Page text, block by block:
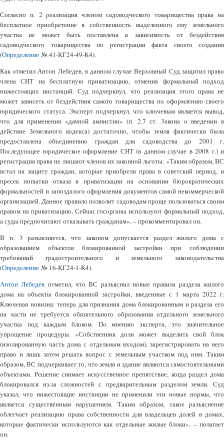
Согласно п. 2 реализация членом садоводческого товарищества права на
бесплатное приобретение в собственность выделенного ему земельного
участка не может быть поставлена в зависимость от бездействия
садоводческого товарищества по регистрации факта своего создания
(Определение № 41-КГ24-49-К4).
Как отметил Антон Лебедев, в данном случае Верховный Суд защитил право
члена СНТ на бесплатную приватизацию, отменив формальный подход
нижестоящих инстанций. Суд подчеркнул, что реализация этого права не
может зависеть от бездействия самого товарищества по оформлению своего
юридического статуса. Эксперт подчеркнул, что ключевым является вывод,
что для применения «дачной амнистии» (п. 2.7 ст. 3акона о введении в
действие Земельного кодекса) достаточно, чтобы земля фактически была
предоставлена объединению граждан для садоводства до 2001 г.
Последующее юридическое оформление СНТ (в данном случае в 2008 г.) и
регистрация права не лишают членов их законной льготы. «Таким образом, ВС
встал на защиту граждан, которые приобрели права в советский период, и
пресек попытки отказа в приватизации на основании бюрократических
формальностей и запоздалого оформления документов самой некоммерческой
организацией. Данное правило позволит садоводам проще пользоваться своим
правом на приватизацию. Сейчас госорганы используют формальный подход,
а суды предпочитают отказывать гражданам», – прокомментировал он.
В п. 3 разъясняется, что законом допускается раздел жилого дома с
образованием объектов блокированной застройки при соблюдении
требований градостроительного и земельного законодательства
(Определение № 16-КГ24-1-К4).
Антон Лебедев отметил, что ВС разъяснил новые правила раздела жилого
дома на объекты блокированной застройки, введенные с 1 марта 2022 г.
Ключевая новизна: теперь для признания дома блокированным и раздела его
на части не требуется обязательного образования отдельного земельного
участка под каждым блоком. По мнению эксперта, это значительное
упрощение процедуры. «Собственник доли может выделить свой блок
(изолированную часть дома с отдельным входом), зарегистрировать на него
право и лишь затем решать вопрос с земельным участком под ним. Таким
образом, ВС подчеркивает то, что земля и здание являются самостоятельными
объектами. Решение снимает искусственное препятствие, когда раздел дома
блокировался из-за сложностей с предварительным разделом земли. Суд
указал, что нижестоящие инстанции не применили эти новые нормы, что
является существенным нарушением. Таким образом, такое разъяснение
облегчает реализацию права собственности для владельцев долей в домах,
которые фактически используются как отдельные жилые блоки», – полагает
он.